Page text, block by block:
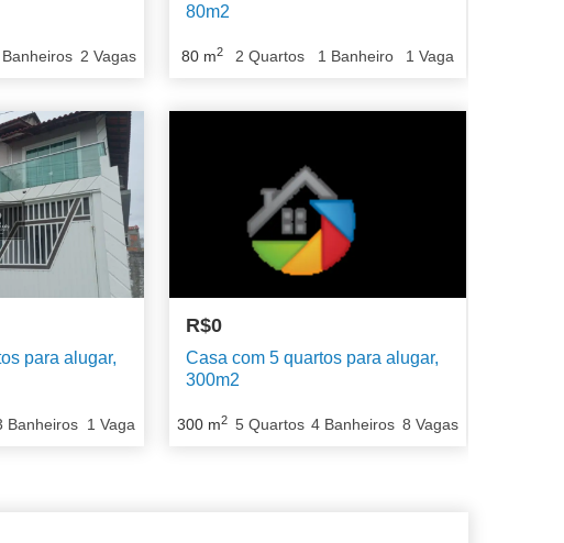
Banheiros 2 Vagas
80m2
80 m2 2 Quartos 1 Banheiro 1 Vaga
para alugar,
Banheiros 1 Vaga
R$0
Casa com 5 quartos para alugar,
300m2
300m2 5Quartos 4 Banheiros 8 Vagas